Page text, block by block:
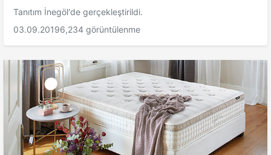
Tanıtım İnegöl'de gerçekleştirildi.
03.09.20196,234 görüntülenme